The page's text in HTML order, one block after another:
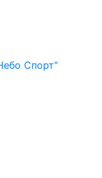
Спорт"